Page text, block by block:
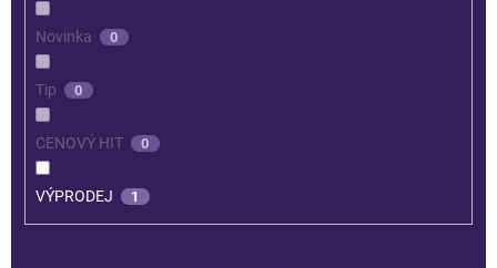
Novinka 0
Tip 0
CENOVÝ HIT 0
VÝPRODEJ 1